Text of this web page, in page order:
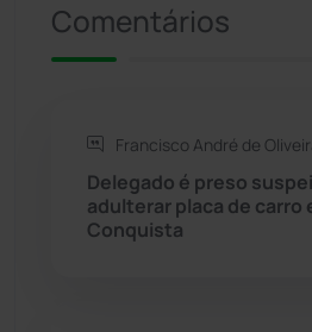
Rio de Contas
Rio do Antônio
Rio do Pires
Comentários
Francisco André de
Delegado é preso
adulterar placa de carro
Conquista